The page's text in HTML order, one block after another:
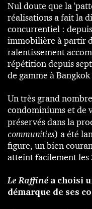
Nul doute que la
réalisations a fait la
concurrentiel :
immobilière à partir
ralentissement
répétition depuis
de gamme à
Un très grand
condominiums et de
préservés dans la
communities) a été
figure, un bien
atteint facilement les
Le Raffinéa choisi
démarque de ses